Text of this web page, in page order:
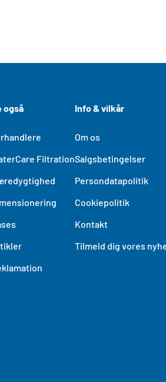
også
Filtration
Info & vilkår
Om os
Salgsbetingelser
Persondatapolitik
Cookiepolitik
Kontakt
Tilmeld dig vores